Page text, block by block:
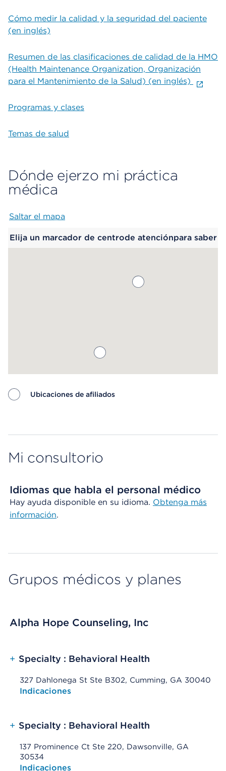
Cómo medir la calidad y la seguridad del paciente
(en inglés)
Resumen de las clasificaciones de calidad de la HMO
(Health Maintenance Organization, Organización
para el Mantenimiento de la Salud) (en inglés)
Programas y clases
Temas de salud
Dónde ejerzo mi práctica
médica
Saltar el mapa
Elija un marcador de centrode atenciónpara saber
Ubicaciones de afiliados
Mi consultorio
Idiomas que habla el personal médico
Hay ayuda disponible en su idioma. Obtenga más
información.
Grupos médicos y planes
Alpha Hope Counseling, Inc
+ Specialty : Behavioral Health
327 Dahlonega St Ste B302, Cumming, GA 30040
Opens native map application on mobile devices
Indicaciones
+ Specialty : Behavioral Health
137 Prominence Ct Ste 220, Dawsonville, GA
30534
Opens native map application on mobile devices
Indicaciones